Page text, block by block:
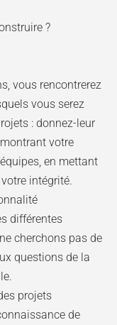
?
vous rencontrerez
vous serez
: donnez-leur
votre
en mettant
intégrité.
différentes
cherchons pas de
questions de la
projets
de